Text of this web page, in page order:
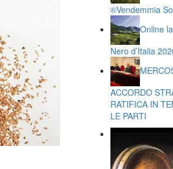
®️Vendemmia
Online
Nero d’Italia
ACCORDO
RATIFICA IN
LE PARTI